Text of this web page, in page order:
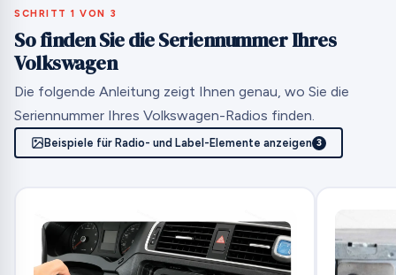
SCHRITT 1 VON 3
So finden Sie die Seriennummer Ihres
Volkswagen
Die folgende Anleitung zeigt Ihnen genau, wo Sie die
Seriennummer Ihres Volkswagen-Radios finden.
Beispiele für Radio- und Label-Elemente anzeigen 3